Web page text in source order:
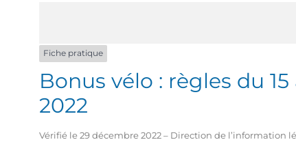
Fiche pratique
Bonus vélo : règles du
2022
Vérifié le 29 décembre 2022 – Direction de